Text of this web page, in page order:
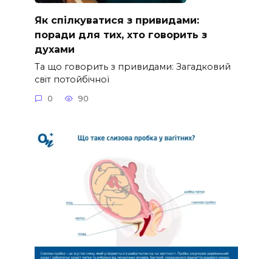
Як спілкуватися з привидами:
поради для тих, хто говорить з
духами
Та що говорить з привидами: Загадковий
світ потойбічної
0 90